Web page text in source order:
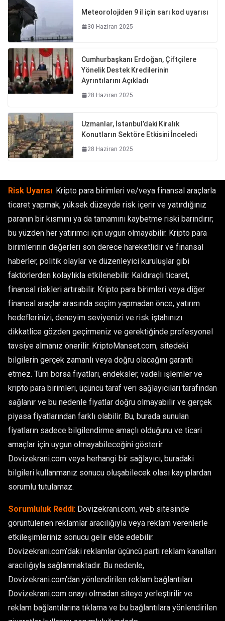
Meteorolojiden 9 il için sarı kod uyarısı
30 Haziran 2025
Cumhurbaşkanı Erdoğan, Çiftçilere
Yönelik Destek Kredilerinin
Ayrıntılarını Açıkladı
28 Haziran 2025
Uzmanlar, İstanbul’daki Kiralık
Konutların Sektöre Etkisini İnceledi
28 Haziran 2025
Risk Uyarısı: Kripto para birimleri ve/veya finansal araçlarla
ticaret yapmak, yüksek düzeyde risk içerir ve yatırdığınız
paranın bir kısmını ya da tamamını kaybetme riski barındırır;
bu yüzden her yatırımcı için uygun olmayabilir. Kripto para
birimlerinin değerleri son derece hareketlidir ve finansal
haberler, politik olaylar ve düzenleyici kuruluşlar gibi
faktörlerden kolaylıkla etkilenebilir. Kaldıraçlı ticaret,
finansal riskleri artırabilir. Kripto para birimleri veya diğer
finansal araçlar arasında seçim yapmadan önce, yatırım
hedeflerinizi, deneyim seviyenizi ve risk iştahınızı
dikkatlice gözden geçirmeniz ve gerektiğinde profesyonel
tavsiye almanız önerilir. KriptoManset.com, sitedeki
bilgilerin gerçek zamanlı veya doğru olacağını garanti
etmez. Tüm borsa fiyatları, endeksler, vadeli işlemler ve
kripto para birimleri, üçüncü taraf veri sağlayıcıları tarafından
sağlanır ve bu nedenle fiyatlar doğru olmayabilir ve gerçek
piyasa fiyatlarından farklı olabilir. Bu, burada sunulan
fiyatların sadece bilgilendirme amaçlı olduğunu ve ticari
amaçlar için uygun olmayabileceğini gösterir.
Dovizekrani.com veya herhangi bir sağlayıcı, buradaki
bilgileri kullanmanız sonucu oluşabilecek olası kayıplardan
sorumlu tutulamaz.
Sorumluluk Reddi: Dovizekrani.com, web sitesinde
görüntülenen reklamlar aracılığıyla veya reklam verenlerle
etkileşimleriniz sonucu gelir elde edebilir.
Dovizekrani.com’daki reklamlar üçüncü parti reklam kanalları
aracılığıyla sağlanmaktadır. Bu nedenle,
Dovizekrani.com’dan yönlendirilen reklam bağlantıları
Dovizekrani.com onayı olmadan siteye yerleştirilir ve
reklam bağlantılarına tıklama ve bu bağlantılara yönlendirilen